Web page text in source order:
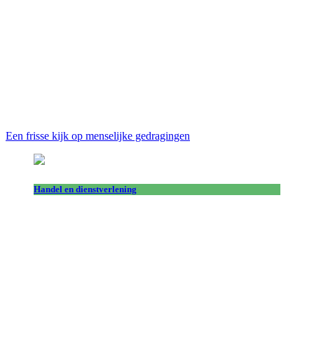
Een frisse kijk op menselijke gedragingen
Handel en dienstverlening